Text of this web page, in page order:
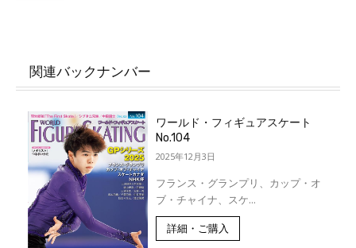
関連バックナンバー
ワールド・フィギュアスケート
No.104
2025年12月3日
フランス・グランプリ、カップ・オ
ブ・チャイナ、スケ...
詳細・ご購入